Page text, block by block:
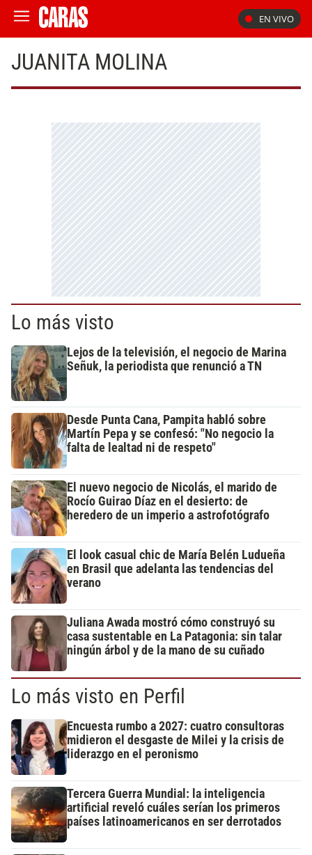
EN VIVO
JUANITA MOLINA
Lo más visto
Lejos de la televisión, el negocio de Marina
Señuk, la periodista que renunció a TN
Desde Punta Cana, Pampita habló sobre
Martín Pepa y se confesó: "No negocio la
falta de lealtad ni de respeto"
El nuevo negocio de Nicolás, el marido de
Rocío Guirao Díaz en el desierto: de
heredero de un imperio a astrofotógrafo
El look casual chic de María Belén Ludueña
en Brasil que adelanta las tendencias del
verano
Juliana Awada mostró cómo construyó su
casa sustentable en La Patagonia: sin talar
ningún árbol y de la mano de su cuñado
Lo más visto en Perfil
Encuesta rumbo a 2027: cuatro consultoras
midieron el desgaste de Milei y la crisis de
liderazgo en el peronismo
Tercera Guerra Mundial: la inteligencia
artificial reveló cuáles serían los primeros
países latinoamericanos en ser derrotados